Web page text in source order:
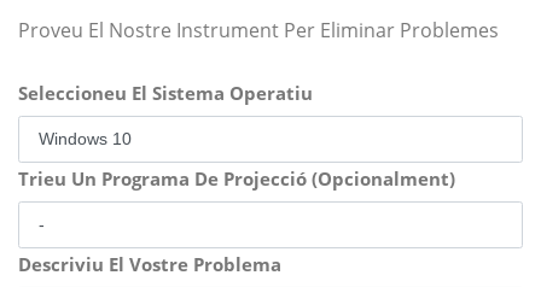
Proveu El Nostre Instrument Per Eliminar Problemes
Seleccioneu El Sistema Operatiu
Trieu Un Programa De Projecció (Opcionalment)
Descriviu El Vostre Problema